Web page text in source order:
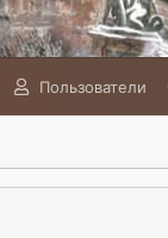
Пользователи